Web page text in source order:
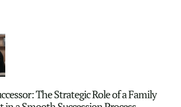
The Strategic Role of a Family